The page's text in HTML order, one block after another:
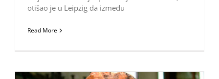
otišao je u Leipzig da između
Read More